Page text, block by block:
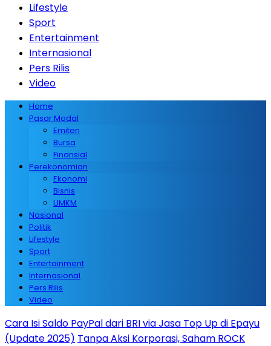
Lifestyle
Sport
Entertainment
Internasional
Pers Rilis
Video
Home
Pasar Modal
Emiten
Bursa
Finansial
Perekonomian
Ekonomi
Bisnis
UMKM
Nasional
Politik
Lifestyle
Sport
Entertainment
Internasional
Pers Rilis
Video
Cara Isi Saldo PayPal dari BRI via Jasa Top Up di Epayu
(Update 2025) Tanpa Aksi Korporasi, Saham ROCK